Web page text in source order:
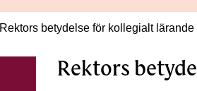
Rektors betydelse för kollegialt lärande
Rektors